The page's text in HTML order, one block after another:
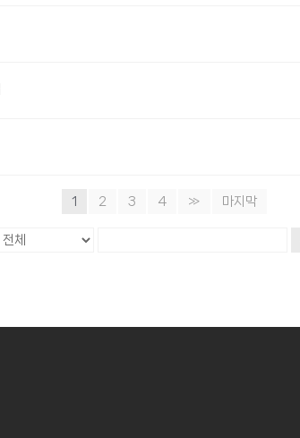
1 2 3 4 » 마지막